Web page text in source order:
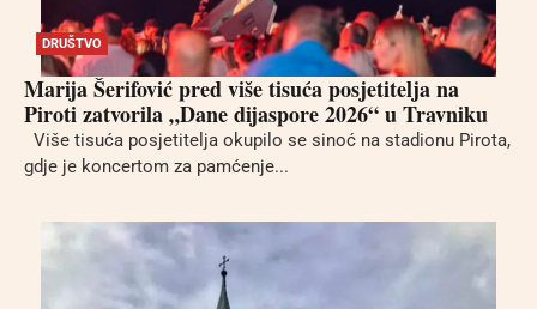
DRUŠTVO
Marija Šerifović pred više tisuća posjetitelja na
Piroti zatvorila „Dane dijaspore 2026“ u Travniku
Više tisuća posjetitelja okupilo se sinoć na stadionu Pirota,
gdje je koncertom za pamćenje...